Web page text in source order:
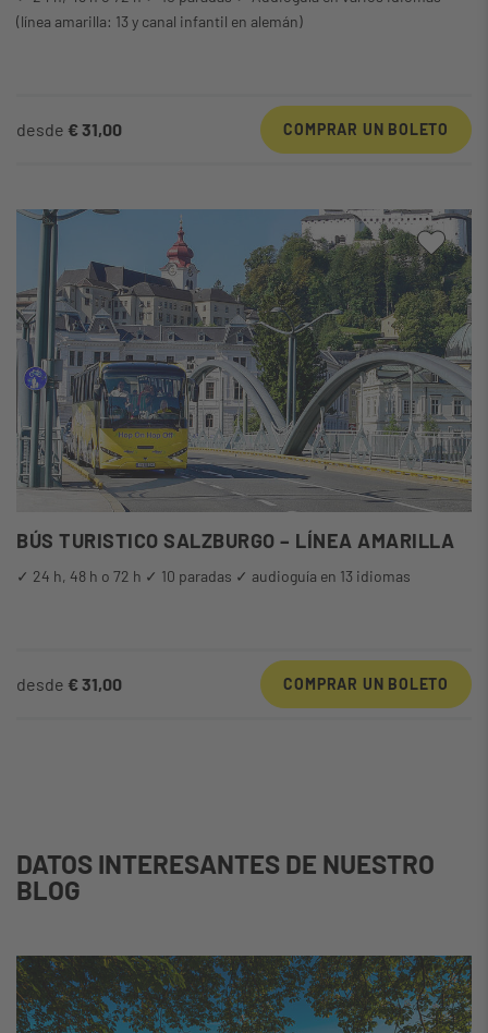
(línea amarilla: 13 y canal infantil en alemán)
desde € 31,00 COMPRAR UN BOLETO
BÚS TURISTICO SALZBURGO – LÍNEA AMARILLA
✓ 24 h, 48 h o 72 h ✓ 10 paradas ✓ audioguía en 13 idiomas
desde € 31,00 COMPRAR UN BOLETO
A mi
DATOS INTERESANTES DE NUESTRO
BLOG